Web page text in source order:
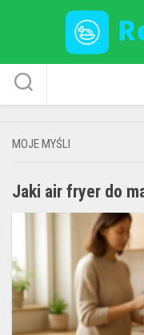
MOJE MYŚLI
Jaki air fryer do